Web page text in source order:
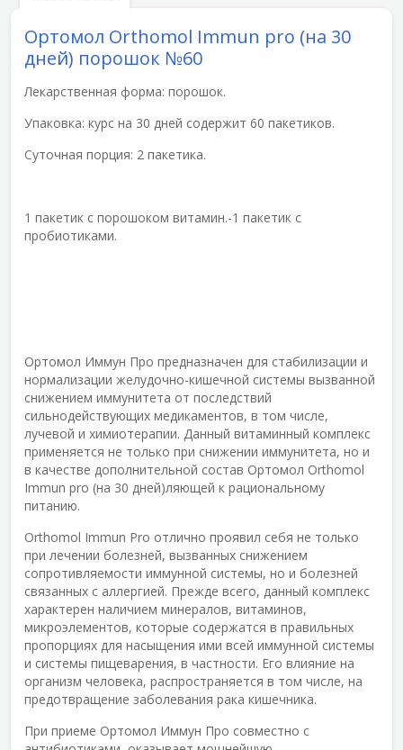
Ортомол Orthomol Immun pro (на 30
дней) порошок №60
Лекарственная форма: порошок.
Упаковка: курс на 30 дней содержит 60 пакетиков.
Суточная порция: 2 пакетика.
1 пакетик с порошоком витамин.-1 пакетик с
пробиотиками.
Ортомол Иммун Про предназначен для стабилизации и
нормализации желудочно-кишечной системы вызванной
снижением иммунитета от последствий
сильнодействующих медикаментов, в том числе,
лучевой и химиотерапии. Данный витаминный комплекс
применяется не только при снижении иммунитета, но и
в качестве дополнительной состав Ортомол Orthomol
Immun pro (на 30 дней)ляющей к рациональному
питанию.
Orthomol Immun Pro отлично проявил себя не только
при лечении болезней, вызванных снижением
сопротивляемости иммунной системы, но и болезней
связанных с аллергией. Прежде всего, данный комплекс
характерен наличием минералов, витаминов,
микроэлементов, которые содержатся в правильных
пропорциях для насыщения ими всей иммунной системы
и системы пищеварения, в частности. Его влияние на
организм человека, распространяется в том числе, на
предотвращение заболевания рака кишечника.
При приеме Ортомол Иммун Про совместно с